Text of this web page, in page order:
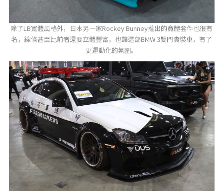
除了LB寬體風格外，日本另一家Rockey Bunney推出的寬體套件也很有
名，線條甚至比前者還要立體豐富，也讓這部BMW 3雙門實裝車，有了
更運動化的氛圍。